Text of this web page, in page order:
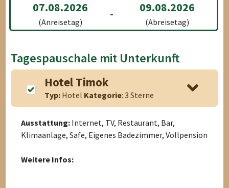
07.08.2026
(Anreisetag)
- 09.08.2026
(Abreisetag)
Tagespauschale mit Unterkunft
Hotel Timok
Typ: Hotel Kategorie: 3 Sterne
Ausstattung: Internet, TV, Restaurant, Bar,
Klimaanlage, Safe, Eigenes Badezimmer, Vollpension
Weitere Infos: